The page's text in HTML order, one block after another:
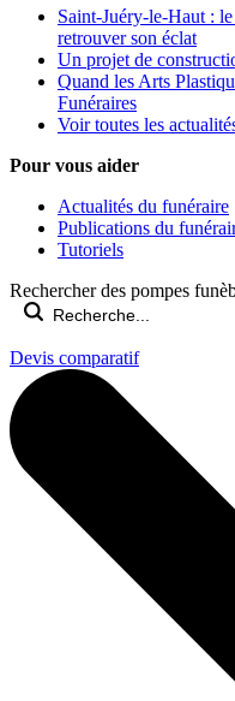
Saint-Juéry-le-Haut :
retrouver son éclat
Un projet de
Quand les Arts
Funéraires
Voir toutes les
Pour vous aider
Actualités du funéraire
Publications du
Tutoriels
Rechercher des pompes
Devis comparatif